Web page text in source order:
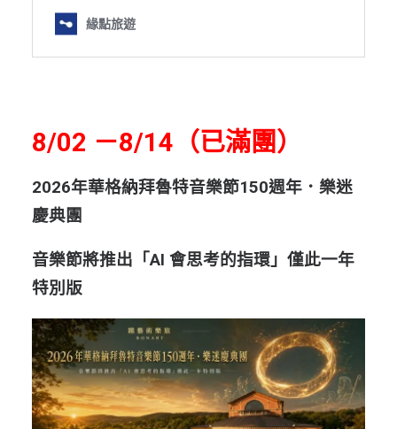
8/02 －8/14（已滿團）
2026年華格納拜魯特音樂節150週年．樂迷
慶典團
音樂節將推出「AI 會思考的指環」僅此一年
特別版